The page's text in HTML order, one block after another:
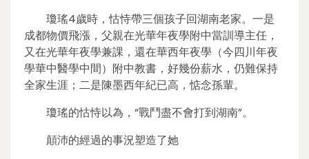
瓊瑤4歲時，怙恃帶三個孩子回湖南老家。一是
成都物價飛漲，父親在光華年夜學附中當訓導主任，
又在光華年夜學兼課，還在華西年夜學（今四川年夜
學華中醫學中間）附中教書，好幾份薪水，仍難保持
全家生涯；二是陳墨西年紀已高，惦念孫輩。
瓊瑤的怙恃以為，“戰鬥盡不會打到湖南”。
顛沛的經過的事況塑造了她